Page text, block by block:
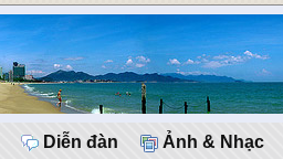
Diễn đàn Ảnh & Nhạc